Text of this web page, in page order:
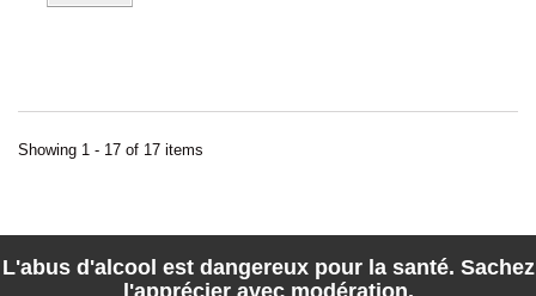
Showing 1 - 17 of 17 items
L'abus d'alcool est dangereux pour la santé. Sachez
l'apprécier avec modération.